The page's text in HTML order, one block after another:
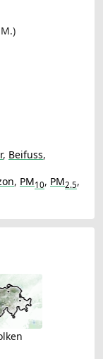
, Beifuss,
, PM10, PM2.5,